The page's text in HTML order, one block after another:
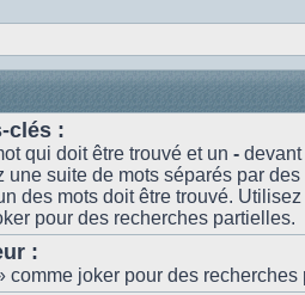
clés :
qui doit être trouvé et un - devant
une suite de mots séparés par des
des mots doit être trouvé.
pour des recherches partielles.
:
comme joker pour des recherches